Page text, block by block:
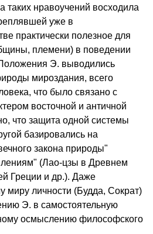
нравоучений восходила
уже в
практически полезное для
племени) в поведении
Э. выводились
мироздания, всего
что было связано с
восточной и античной
что защита одной системы
базировались на
закона природы"
(Лао-цзы в Древнем
Греции и др.). Даже
миру личности (Будда, Сократ)
Э. в самостоятельную
осмыслению философского